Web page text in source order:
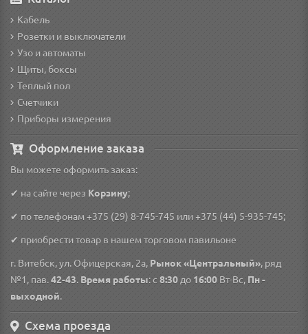
Кабель
Розетки и выключатели
Узо и автоматы
Щиты, боксы
Теплый пол
Счетчики
Приборы измерения
Оформление заказа
Вы можете оформить заказ:
✔ на сайте через Корзину;
✔ по телефонам +375 (29) 8-745-745 или +375 (44) 5-935-745;
✔ приобрести товар в нашем торговом павильоне
г. Витебск, ул. Офицерская, 2а, Рынок «Центральный», ряд
№1, пав.42-43. Время работы: с 8:30 до 16:00 Вт-Вс, Пн -
выходной.
Схема проезда